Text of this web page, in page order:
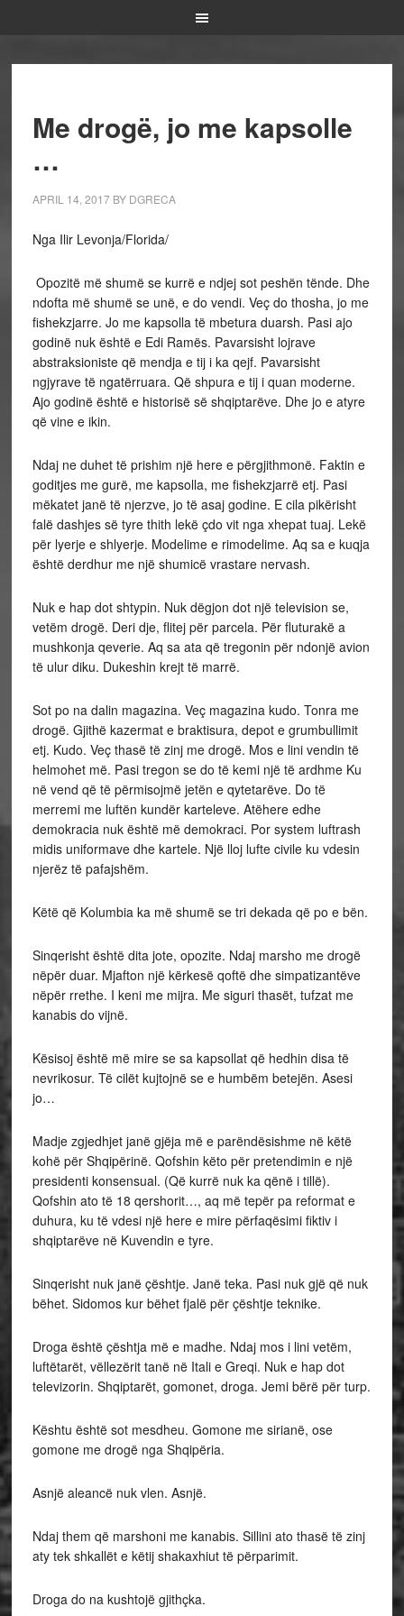
Me drogë, jo me kapsolle
…
APRIL 14, 2017BY DGRECA
Nga Ilir Levonja/Florida/
Opozitë më shumë se kurrë e ndjej sot peshën tënde. Dhe
ndofta më shumë se unë, e do vendi. Veç do thosha, jo me
fishekzjarre. Jo me kapsolla të mbetura duarsh. Pasi ajo
godinë nuk është e Edi Ramës. Pavarsisht lojrave
abstraksioniste që mendja e tij i ka qejf. Pavarsisht
ngjyrave të ngatërruara. Që shpura e tij i quan moderne.
Ajo godinë është e historisë së shqiptarëve. Dhe jo e atyre
që vine e ikin.
Ndaj ne duhet të prishim një here e përgjithmonë. Faktin e
goditjes me gurë, me kapsolla, me fishekzjarrë etj. Pasi
mëkatet janë të njerzve, jo të asaj godine. E cila pikërisht
falë dashjes së tyre thith lekë çdo vit nga xhepat tuaj. Lekë
për lyerje e shlyerje. Modelime e rimodelime. Aq sa e kuqja
është derdhur me një shumicë vrastare nervash.
Nuk e hap dot shtypin. Nuk dëgjon dot një television se,
vetëm drogë. Deri dje, flitej për parcela. Për fluturakë a
mushkonja qeverie. Aq sa ata që tregonin për ndonjë avion
të ulur diku. Dukeshin krejt të marrë.
Sot po na dalin magazina. Veç magazina kudo. Tonra me
drogë. Gjithë kazermat e braktisura, depot e grumbullimit
etj. Kudo. Veç thasë të zinj me drogë. Mos e lini vendin të
helmohet më. Pasi tregon se do të kemi një të ardhme Ku
në vend që të përmisojmë jetën e qytetarëve. Do të
merremi me luftën kundër karteleve. Atëhere edhe
demokracia nuk është më demokraci. Por system luftrash
midis uniformave dhe kartele. Një lloj lufte civile ku vdesin
njerëz të pafajshëm.
Këtë që Kolumbia ka më shumë se tri dekada që po e bën.
Sinqerisht është dita jote, opozite. Ndaj marsho me drogë
nëpër duar. Mjafton një kërkesë qoftë dhe simpatizantëve
nëpër rrethe. I keni me mijra. Me siguri thasët, tufzat me
kanabis do vijnë.
Kësisoj është më mire se sa kapsollat që hedhin disa të
nevrikosur. Të cilët kujtojnë se e humbëm betejën. Asesi
jo…
Madje zgjedhjet janë gjëja më e parëndësishme në këtë
kohë për Shqipërinë. Qofshin këto për pretendimin e një
presidenti konsensual. (Që kurrë nuk ka qënë i tillë).
Qofshin ato të 18 qershorit…, aq më tepër pa reformat e
duhura, ku të vdesi një here e mire përfaqësimi fiktiv i
shqiptarëve në Kuvendin e tyre.
Sinqerisht nuk janë çështje. Janë teka. Pasi nuk gjë që nuk
bëhet. Sidomos kur bëhet fjalë për çështje teknike.
Droga është çështja më e madhe. Ndaj mos i lini vetëm,
luftëtarët, vëllezërit tanë në Itali e Greqi. Nuk e hap dot
televizorin. Shqiptarët, gomonet, droga. Jemi bërë për turp.
Kështu është sot mesdheu. Gomone me sirianë, ose
gomone me drogë nga Shqipëria.
Asnjë aleancë nuk vlen. Asnjë.
Ndaj them që marshoni me kanabis. Sillini ato thasë të zinj
aty tek shkallët e këtij shakaxhiut të përparimit.
Droga do na kushtojë gjithçka.